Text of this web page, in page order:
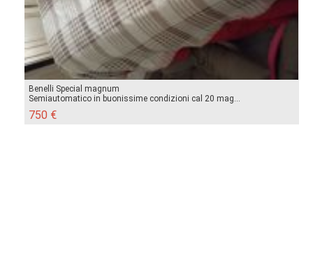
Benelli Special magnum
Semiautomatico in buonissime condizioni cal 20 mag...
750 €